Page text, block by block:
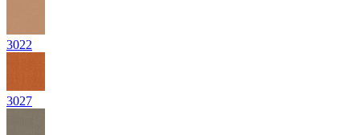
3022
3027